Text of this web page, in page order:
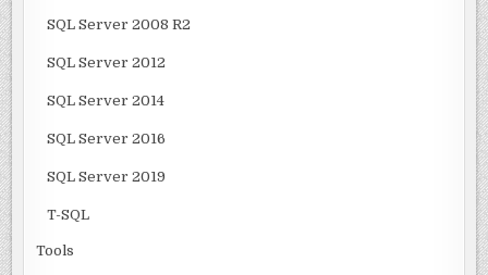
SQL Server 2008 R2
SQL Server 2012
SQL Server 2014
SQL Server 2016
SQL Server 2019
T-SQL
Tools